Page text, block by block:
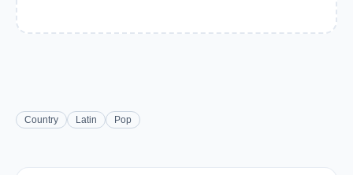
Country Latin Pop